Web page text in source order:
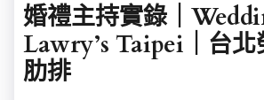
婚禮主持實錄｜
Lawry’s Taipei｜台
肋排